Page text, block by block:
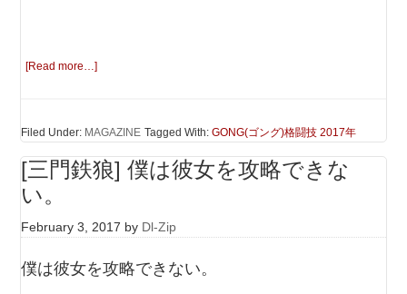
[Read more…]
Filed Under: MAGAZINE Tagged With:GONG(ゴング)格闘技 2017年
[三門鉄狼] 僕は彼女を攻略できな
い。
February 3, 2017 by Dl-Zip
僕は彼女を攻略できない。